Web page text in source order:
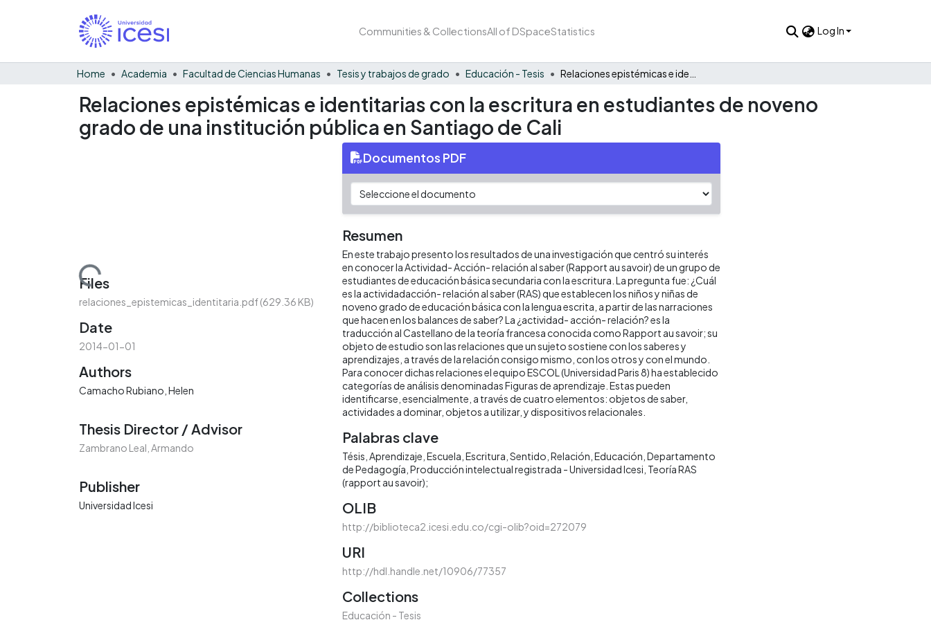
Communities & CollectionsAll of DSpaceStatistics Log In
Home Academia Facultad de Ciencias Humanas Tesis y trabajos de grado Educación - Tesis
Relaciones epistémicas e identitarias con la escritura en estudiantes de noveno
grado de una institución pública en Santiago de Cali
Loading...
Files
relaciones_epistemicas_identitaria.pdf(629.36 KB)
Date
2014-01-01
Authors
Camacho Rubiano, Helen
Thesis Director / Advisor
Zambrano Leal, Armando
Publisher
Universidad Icesi
Documentos PDF
Resumen
En este trabajo presento los resultados de una investigación que centró su interés
en conocer la Actividad- Acción- relación al saber (Rapport au savoir) de un grupo de
estudiantes de educación básica secundaria con la escritura. La pregunta fue: ¿Cuál
es la actividadacción- relación al saber (RAS) que establecen los niños y niñas de
noveno grado de educación básica con la lengua escrita, a partir de las narraciones
que hacen en los balances de saber? La ¿actividad- acción- relación? es la
traducción al Castellano de la teoría francesa conocida como Rapport au savoir; su
objeto de estudio son las relaciones que un sujeto sostiene con los saberes y
aprendizajes, a través de la relación consigo mismo, con los otros y con el mundo.
Para conocer dichas relaciones el equipo ESCOL (Universidad Paris 8) ha establecido
categorías de análisis denominadas Figuras de aprendizaje. Estas pueden
identificarse, esencialmente, a través de cuatro elementos: objetos de saber,
actividades a dominar, objetos a utilizar, y dispositivos relacionales.
Palabras clave
Tésis Aprendizaje Escuela Escritura Sentido Relación Educación Departamento
de Pedagogía Producción intelectual registrada - Universidad Icesi Teoría RAS
(rapport au savoir);
OLIB
http://biblioteca2.icesi.edu.co/cgi-olib?oid=272079
URI
http://hdl.handle.net/10906/77357
Collections
Educación - Tesis